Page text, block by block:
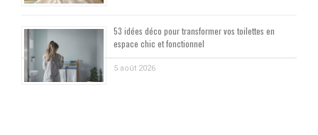
53 idées déco pour transformer vos toilettes en
espace chic et fonctionnel
5 août 2026